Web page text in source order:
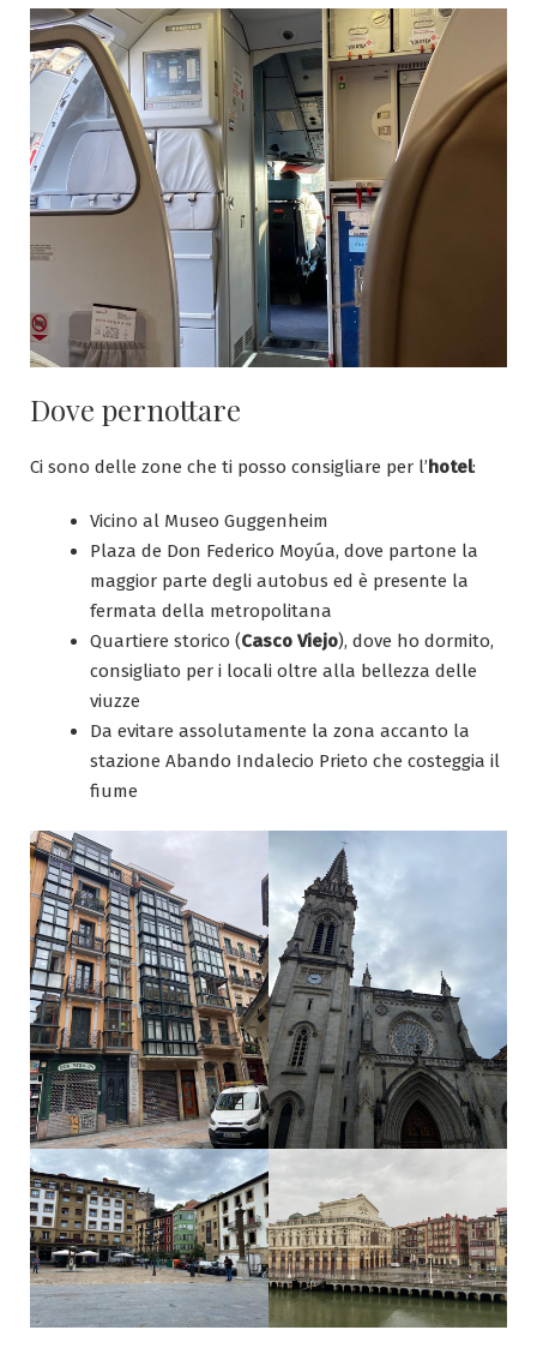
Dove pernottare
Ci sono delle zone che ti posso consigliare per l’hotel:
Vicino al Museo Guggenheim
Plaza de Don Federico Moyúa, dove partone la
maggior parte degli autobus ed è presente la
fermata della metropolitana
Quartiere storico (Casco Viejo), dove ho dormito,
consigliato per i locali oltre alla bellezza delle
viuzze
Da evitare assolutamente la zona accanto la
stazione Abando Indalecio Prieto che costeggia il
fiume